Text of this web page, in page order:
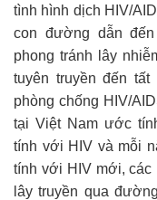
tình hình dịch HIV/
con đường dẫn
phong tránh lây
tuyên truyền đến
phòng chống HIV/
tại Việt Nam ước
tính với HIV và mỗi
tính với HIV mới, các
lây truyền qua